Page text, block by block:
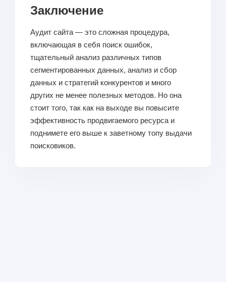
Заключение
Аудит сайта — это сложная процедура,
включающая в себя поиск ошибок,
тщательный анализ различных типов
сегментированных данных, анализ и сбор
данных и стратегий конкурентов и много
других не менее полезных методов. Но она
стоит того, так как на выходе вы повысите
эффективность продвигаемого ресурса и
поднимете его выше к заветному топу выдачи
поисковиков.